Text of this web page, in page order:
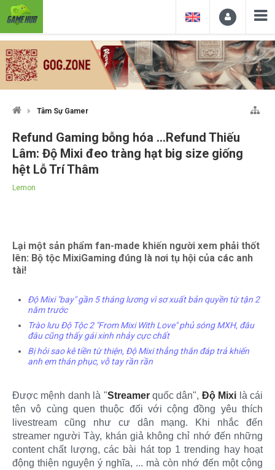
Tâm Sự Gamer
Refund Gaming bỗng hóa ...Refund Thiếu
Lâm: Độ Mixi đeo tràng hạt big size giống
hệt Lỗ Trí Thâm
Lemon
Lại một sản phẩm fan-made khiến người xem phải thốt
lên: Bộ tộc MixiGaming đúng là nơi tụ hội của các anh
tài!
Độ Mixi "bay" gần 5 tháng lương vì sơ xuất bản quyền từ tận 2
năm trước
Trào lưu Độ Tộc 2 "From Mixi With Love" phủ sóng MXH, đâu
đâu cũng thấy gái xinh nhảy cực chất
Bị hỏi sao kê tiền từ thiện, Độ Mixi thẳng thắn đáp trả khiến
anh em thán phục, vỗ tay rần rần
Được mệnh danh là "Streamerquốc dân", Độ Mixi là cái
tên vô cùng quen thuộc đối với cộng đồng yêu thích
livestream cũng như cư dân mạng. Khi nhắc đến
streamer người Tày, khán giả không chỉ nhớ đến những
content chất lượng, các bài hát top 1 trending hay hoạt
động thiện nguyện ý nghĩa, ... mà còn nhớ đến một cộng